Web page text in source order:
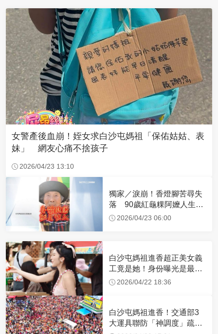
女警產後血崩！姪女求白沙屯媽祖「保佑姑姑、表
妹」 網友心痛不捨孩子
2026/04/23 13:10
獨家／淚崩！香燈腳苦尋失
落 90歲紅龜粿阿嬤人生謝
幕2026/04/23 06:00
白沙屯媽祖進香超正美女義
工竟是她！身份曝光是最美
禮生 一輩子不結婚
2026/04/22 18:36
白沙屯媽祖進香！交通部3
大運具聯防「神調度」疏運